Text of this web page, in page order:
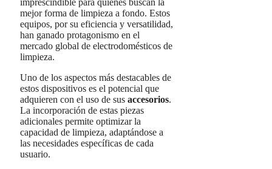
imprescindible para quienes buscan la
mejor forma de limpieza a fondo. Estos
equipos, por su eficiencia y versatilidad,
han ganado protagonismo en el
mercado global de electrodomésticos de
limpieza.
Uno de los aspectos más destacables de
estos dispositivos es el potencial que
adquieren con el uso de sus accesorios.
La incorporación de estas piezas
adicionales permite optimizar la
capacidad de limpieza, adaptándose a
las necesidades específicas de cada
usuario.